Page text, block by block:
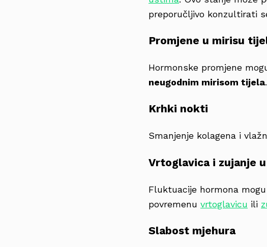
preporučljivo konzultirati
Promjene u mirisu
Hormonske promjene
neugodnim mirisom tijela.
Krhki nokti
Smanjenje kolagena i
Vrtoglavica i zujanje
Fluktuacije hormona
povremenu vrtoglavicu ili
Slabost mjehura